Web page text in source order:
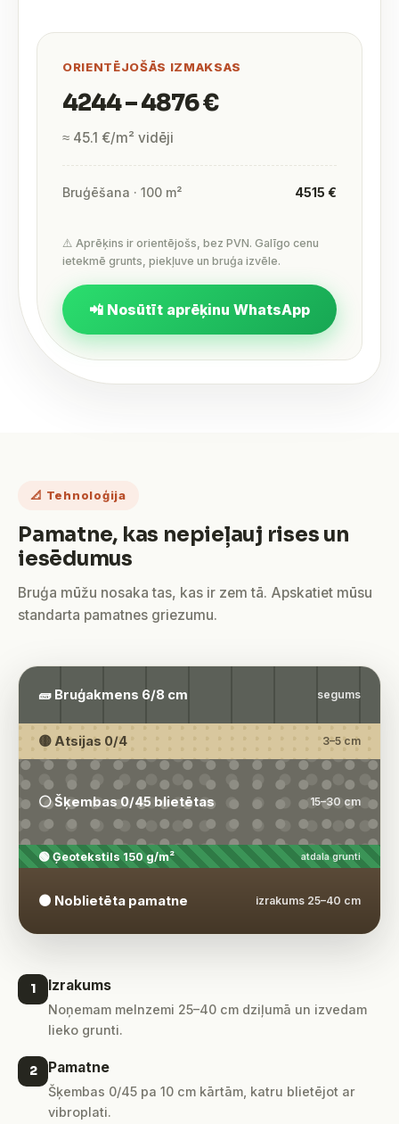
ORIENTĒJOŠĀS IZMAKSAS
4244 – 4876 €
≈ 45.1 €/m² vidēji
Bruģēšana · 100 m² 4515 €
⚠️ Aprēķins ir orientējošs, bez PVN. Galīgo cenu
ietekmē grunts, piekļuve un bruģa izvēle.
📲 Nosūtīt aprēķinu WhatsApp
📐 Tehnoloģija
Pamatne, kas nepieļauj rises un
iesēdumus
Bruģa mūžu nosaka tas, kas ir zem tā. Apskatiet mūsu
standarta pamatnes griezumu.
🧱 Bruģakmens 6/8 cm segums
🟡 Atsijas 0/4 3–5 cm
⚪ Šķembas 0/45 blietētas 15–30 cm
🟢 Ģeotekstils 150 g/m² atdala grunti
🟤 Noblietēta pamatne izrakums 25–40 cm
1 Izrakums
Noņemam melnzemi 25–40 cm dziļumā un izvedam
lieko grunti.
2 Pamatne
Šķembas 0/45 pa 10 cm kārtām, katru blietējot ar
vibroplati.